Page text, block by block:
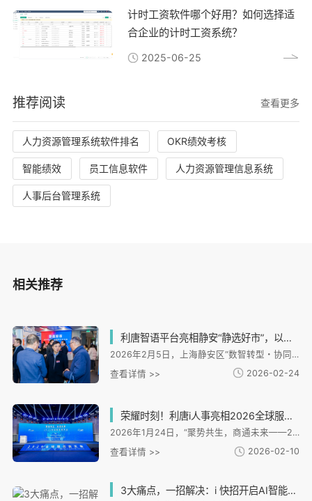
计时工资软件哪个好用？如何选择适
合企业的计时工资系统？
2025-06-25
推荐阅读 查看更多
人力资源管理系统软件排名 OKR绩效考核
智能绩效 员工信息软件 人力资源管理信息系统
人事后台管理系统
相关推荐
利唐智语平台亮相静安“静选好市”，以数据资产化能力赋能人力资源数智转型
2026年2月5日，上海静安区“数智转型・协同创新——人力资源服务业高质量发展新生态活动”迎来焦点：作为活动核心载体的“静选好市”市集正式开市，而首个聚焦企业全域对话数据资产化的协同平台——利唐科技“利唐智语” 的亮相，以其前沿的多模态解析与数据资产化能力，成为现场关注的核心。
查看详情 >>
2026-02-24
荣耀时刻！利唐i人事亮相2026全球服务商大会，获评高质量发展典型案例
2026年1月24日，“聚势共生，商通未来——2026全球服务商大会”在上海市静安区隆重举行。 本次大会由上海市发展和改革委员会与静安区人民政府联合主办，系统展示“全球服务商计划”实施 成效，并首次发布“‘一带一路’出海专业服务能力榜单”。
查看详情 >>
2026-02-10
3大痛点，一招解决：i 快招开启AI智能招聘新时代！